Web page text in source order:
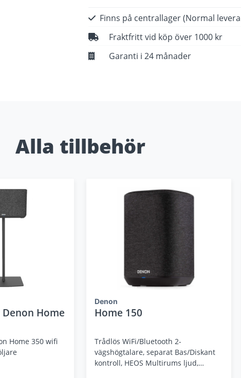
Finns på centrallager(Normal
Fraktfritt vid köp över 1000 kr
Garanti i 24 månader
Alla tillbehör
Home
Home 350 wifi
Denon
Home 150
Trådlös WiFi/Bluetooth 2-
vägshögtalare, separat Bas/Diskant
kontroll, HEOS Multirums ljud,